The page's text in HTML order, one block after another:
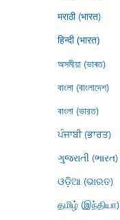
मराठी (भारत)
हिन्दी (भारत)
অসমীয়া (ভাৰত)
বাংলা (বাংলাদেশ)
বাংলা (ভারত)
ਪੰਜਾਬੀ (ਭਾਰਤ)
ગુજરાતી (ભારત)
ଓଡ଼ିଆ (ଭାରତ)
தமிழ் (இந்தியா)